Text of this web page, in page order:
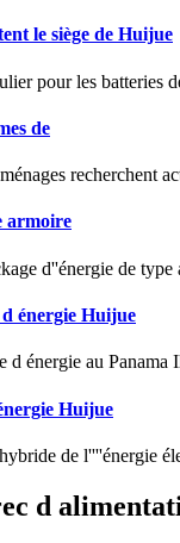
le siège de Huijue
pour les batteries
de
recherchent
armoire
d''énergie de
d énergie Huijue
d énergie au
Huijue
de l''''énergie
d